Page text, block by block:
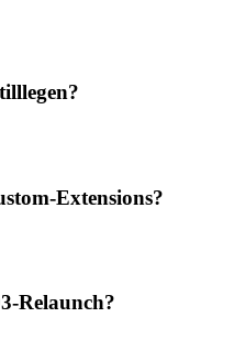
Extensions?
Relaunch?